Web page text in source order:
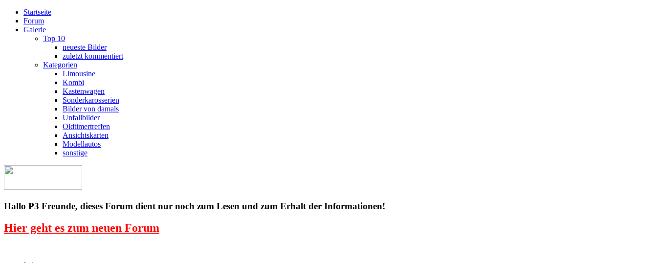
Startseite
Forum
Galerie
Top 10
neueste Bilder
zuletzt kommentiert
Kategorien
Limousine
Kombi
Kastenwagen
Sonderkarosserien
Bilder von damals
Unfallbilder
Oldtimertreffen
Ansichtskarten
Modellautos
sonstige
Hallo P3 Freunde, dieses Forum dient nur noch zum Lesen und zum Erhalt der Informationen!
Hier geht es zum neuen Forum